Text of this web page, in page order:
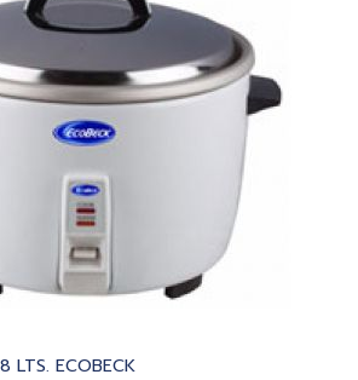
LTS. ECOBECK